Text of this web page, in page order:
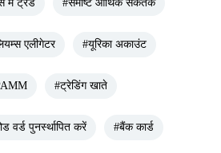
में ट्रेड #समष्टि आर्थिक संकेतक
एलीगेटर #यूरिका अकाउंट
#ट्रेडिंग खाते
वर्ड पुनर्स्थापित करें #बैंक कार्ड